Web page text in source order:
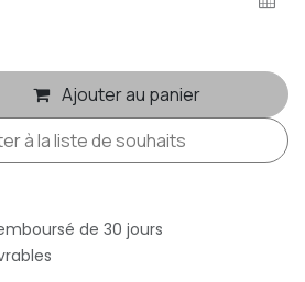
Ajouter au panier
à la liste de souhaits
de 30 jours